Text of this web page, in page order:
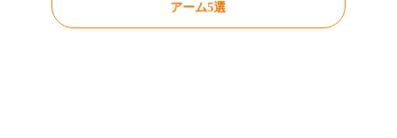
アーム5選